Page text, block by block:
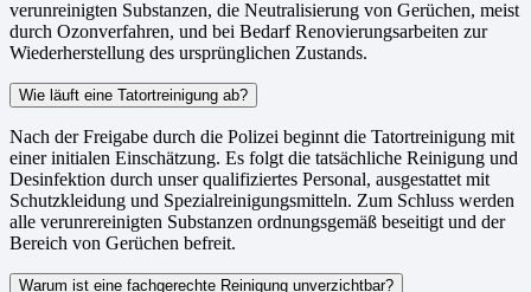
verunreinigten Substanzen, die Neutralisierung von Gerüchen, meist
durch Ozonverfahren, und bei Bedarf Renovierungsarbeiten zur
Wiederherstellung des ursprünglichen Zustands.
Wie läuft eine Tatortreinigung ab?
Nach der Freigabe durch die Polizei beginnt die Tatortreinigung mit
einer initialen Einschätzung. Es folgt die tatsächliche Reinigung und
Desinfektion durch unser qualifiziertes Personal, ausgestattet mit
Schutzkleidung und Spezialreinigungsmitteln. Zum Schluss werden
alle verunrereinigten Substanzen ordnungsgemäß beseitigt und der
Bereich von Gerüchen befreit.
Warum ist eine fachgerechte Reinigung unverzichtbar?